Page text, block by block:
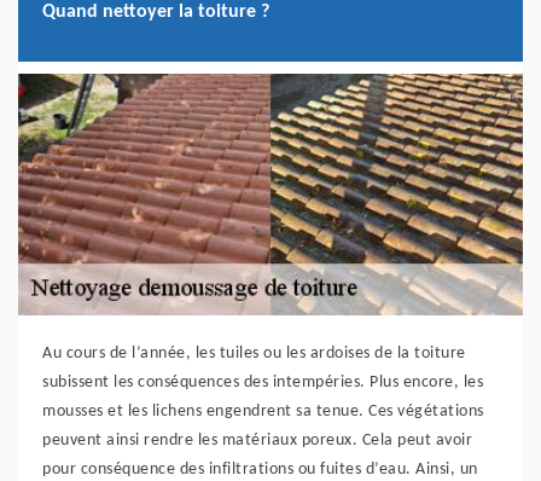
Quand nettoyer la toiture ?
Au cours de l’année, les tuiles ou les ardoises de la toiture
subissent les conséquences des intempéries. Plus encore, les
mousses et les lichens engendrent sa tenue. Ces végétations
peuvent ainsi rendre les matériaux poreux. Cela peut avoir
pour conséquence des infiltrations ou fuites d’eau. Ainsi, un